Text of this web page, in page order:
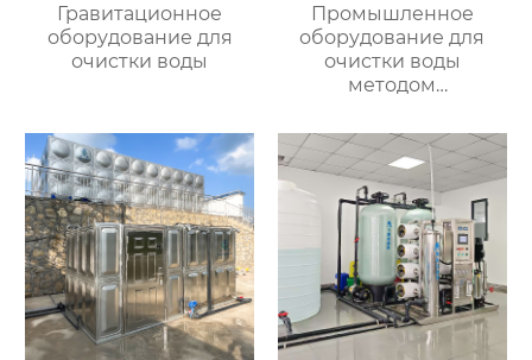
Гравитационное
оборудование для
очистки воды
Промышленное
оборудование для
очистки воды
методом